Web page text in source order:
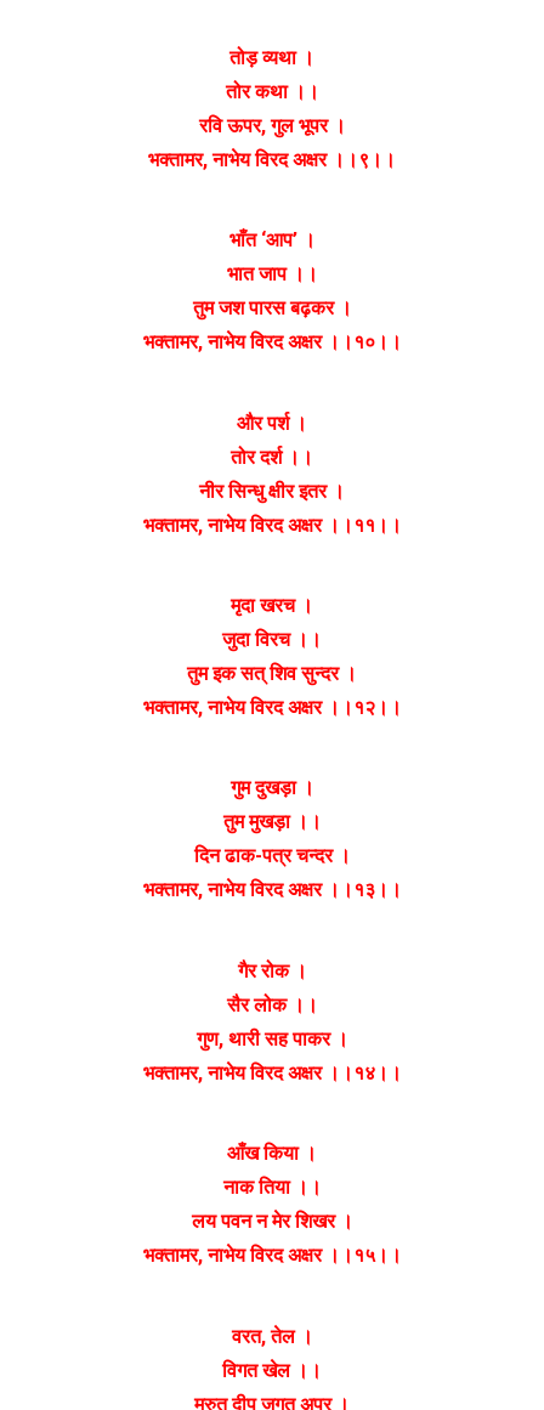
तोड़ व्यथा ।
तोर कथा ।।
रवि ऊपर, गुल भूपर ।
भक्तामर, नाभेय विरद अक्षर ।।९।।
भाँत ‘आप’ ।
भात जाप ।।
तुम जश पारस बढ़कर ।
भक्तामर, नाभेय विरद अक्षर ।।१०।।
और पर्श ।
तोर दर्श ।।
नीर सिन्धु क्षीर इतर ।
भक्तामर, नाभेय विरद अक्षर ।।११।।
मृदा खरच ।
जुदा विरच ।।
तुम इक सत् शिव सुन्दर ।
भक्तामर, नाभेय विरद अक्षर ।।१२।।
गुम दुखड़ा ।
तुम मुखड़ा ।।
दिन ढाक-पत्र चन्दर ।
भक्तामर, नाभेय विरद अक्षर ।।१३।।
गैर रोक ।
सैर लोक ।।
गुण, थारी सह पाकर ।
भक्तामर, नाभेय विरद अक्षर ।।१४।।
आँख किया ।
नाक तिया ।।
लय पवन न‌ मेर शिखर ।
भक्तामर, नाभेय विरद अक्षर ।।१५।।
वरत, तेल ।
विगत खेल ।।
मरुत् दीप जगत् अपर ।